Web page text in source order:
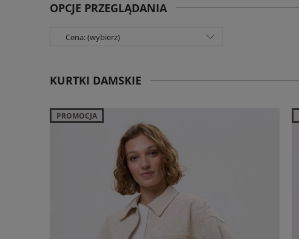
OPCJE PRZEGLĄDANIA
Cena: (wybierz)
KURTKI DAMSKIE
PROMOCJA